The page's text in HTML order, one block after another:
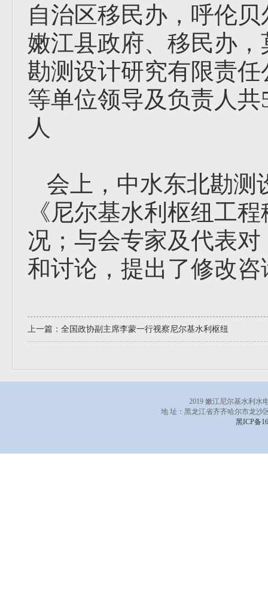
自治区移民办，呼伦
嫩江县政府、移民办
勘测设计研究有限责
等单位领导及负责人
人
会上，中水东北勘测
《尼尔基水利枢纽工
况；与会专家及代表
和讨论，提出了修改咨
上一篇： 全国政协副主席李蒙一行视察尼尔基水利枢纽
2019 嫩江尼尔基水利水
地 址：黑龙江省齐齐哈尔市龙
黑ICP备